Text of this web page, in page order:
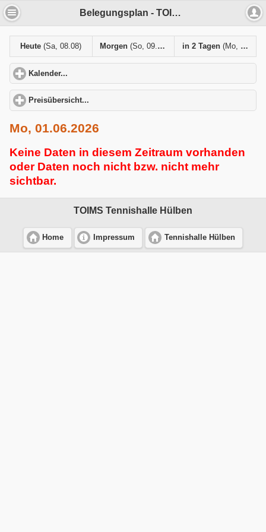
Belegungsplan - TOIMS Tennishalle Hülben
Heute(Sa, 08.08) Morgen(So, 09.08) in 2 Tagen (Mo, 10.08)
Kalender...
Preisübersicht...
Mo, 01.06.2026
Keine Daten in diesem Zeitraum vorhanden
oder Daten noch nicht bzw. nicht mehr
sichtbar.
TOIMS Tennishalle Hülben
Home Impressum Tennishalle Hülben